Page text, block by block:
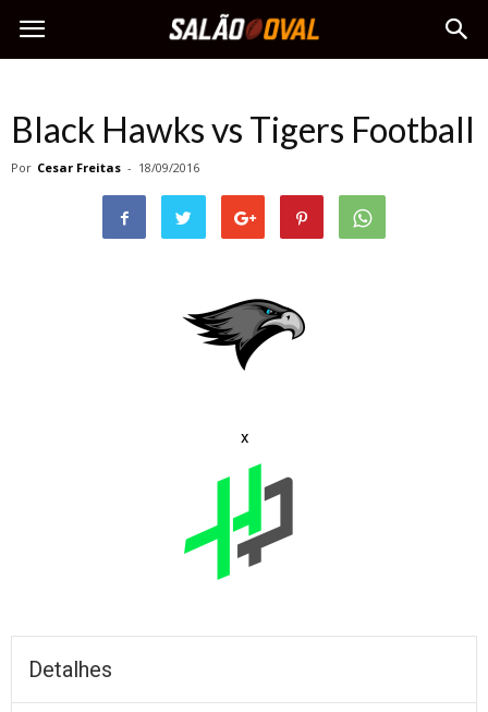
Black Hawks vs Tigers Football
Por Cesar Freitas - 18/09/2016
x
Detalhes